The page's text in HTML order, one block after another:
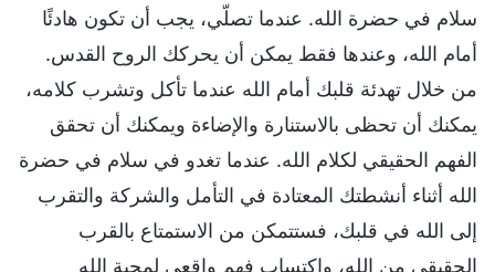
سلام في حضرة الله. عندما تصلّي، يجب أن تكون هادئًا
أمام الله، وعندها فقط يمكن أن يحركك الروح القدس.
من خلال تهدئة قلبك أمام الله عندما تأكل وتشرب كلامه،
يمكنك أن تحظى بالاستنارة والإضاءة ويمكنك أن تحقق
الفهم الحقيقي لكلام الله. عندما تغدو في سلام في حضرة
الله أثناء أنشطتك المعتادة في التأمل والشركة والتقرب
إلى الله في قلبك، فستتمكن من الاستمتاع بالقرب
الحقيقي من الله، واكتساب فهم واقعي لمحبة الله